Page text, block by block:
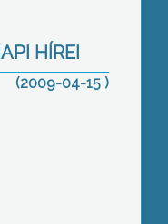
HÍREI
(2009-04-15 )
az Út a